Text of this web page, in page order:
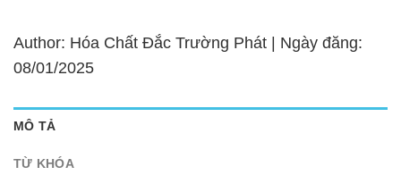
Author: Hóa Chất Đắc Trường Phát | Ngày đăng:
08/01/2025
MÔ TẢ
TỪ KHÓA